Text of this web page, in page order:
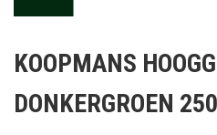
het
van
KOOPMANS
DONKERGROEN